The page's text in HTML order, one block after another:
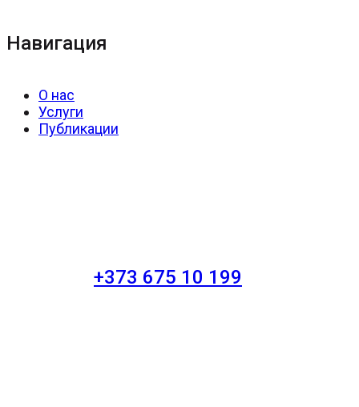
Навигация
О нас
Услуги
Публикации
+373 675 10 199